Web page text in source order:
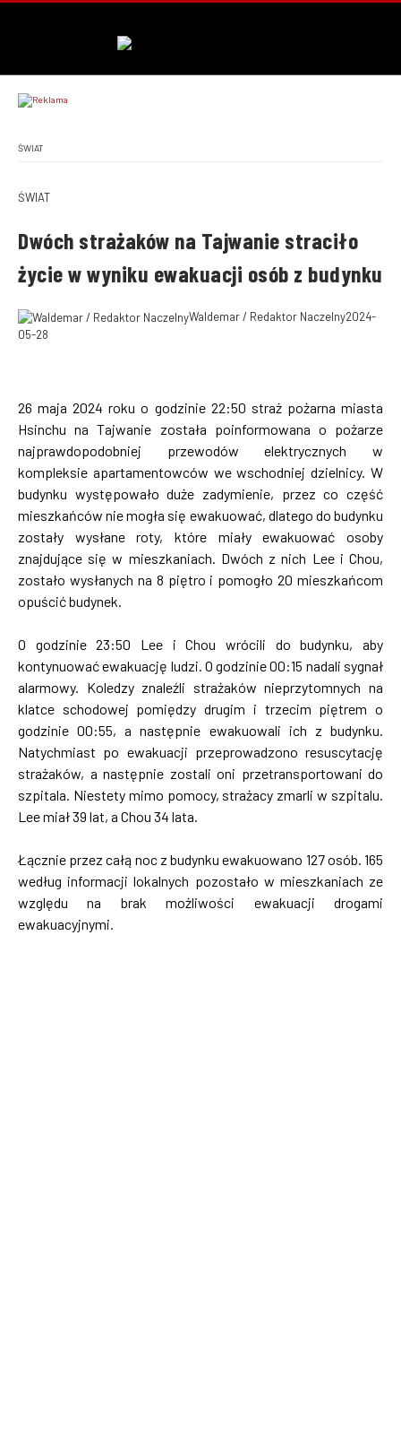
ŚWIAT
ŚWIAT
Dwóch strażaków na Tajwanie straciło
życie w wyniku ewakuacji osób z budynku
Waldemar / Redaktor Naczelny2024-
05-28
26 maja 2024 roku o godzinie 22:50 straż pożarna miasta
Hsinchu na Tajwanie została poinformowana o pożarze
najprawdopodobniej przewodów elektrycznych w
kompleksie apartamentowców we wschodniej dzielnicy. W
budynku występowało duże zadymienie, przez co część
mieszkańców nie mogła się ewakuować, dlatego do budynku
zostały wysłane roty, które miały ewakuować osoby
znajdujące się w mieszkaniach. Dwóch z nich Lee i Chou,
zostało wysłanych na 8 piętro i pomogło 20 mieszkańcom
opuścić budynek.
O godzinie 23:50 Lee i Chou wrócili do budynku, aby
kontynuować ewakuację ludzi. O godzinie 00:15 nadali sygnał
alarmowy. Koledzy znaleźli strażaków nieprzytomnych na
klatce schodowej pomiędzy drugim i trzecim piętrem o
godzinie 00:55, a następnie ewakuowali ich z budynku.
Natychmiast po ewakuacji przeprowadzono resuscytację
strażaków, a następnie zostali oni przetransportowani do
szpitala. Niestety mimo pomocy, strażacy zmarli w szpitalu.
Lee miał 39 lat, a Chou 34 lata.
Łącznie przez całą noc z budynku ewakuowano 127 osób. 165
według informacji lokalnych pozostało w mieszkaniach ze
względu na brak możliwości ewakuacji drogami
ewakuacyjnymi.